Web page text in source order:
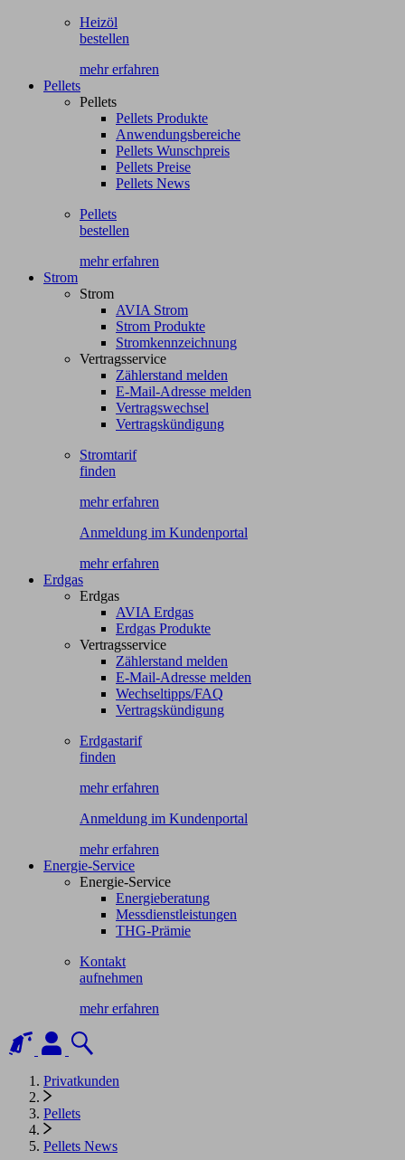
Heizöl
bestellen
mehr erfahren
Pellets
Pellets
Pellets Produkte
Anwendungsbereiche
Pellets Wunschpreis
Pellets Preise
Pellets News
Pellets
bestellen
mehr erfahren
Strom
Strom
AVIA Strom
Strom Produkte
Stromkennzeichnung
Vertragsservice
Zählerstand melden
E-Mail-Adresse melden
Vertragswechsel
Vertragskündigung
Stromtarif
finden
mehr erfahren
Anmeldung im Kundenportal
mehr erfahren
Erdgas
Erdgas
AVIA Erdgas
Erdgas Produkte
Vertragsservice
Zählerstand melden
E-Mail-Adresse melden
Wechseltipps/FAQ
Vertragskündigung
Erdgastarif
finden
mehr erfahren
Anmeldung im Kundenportal
mehr erfahren
Energie-Service
Energie-Service
Energieberatung
Messdienstleistungen
THG-Prämie
Kontakt
aufnehmen
mehr erfahren
Privatkunden
Pellets
Pellets News